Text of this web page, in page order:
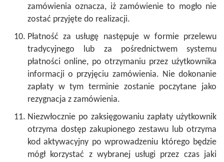
zamówienia oznacza, iż zamówienie to mogło nie
zostać przyjęte do realizacji.
Płatność za usługę następuje w formie przelewu
tradycyjnego lub za pośrednictwem systemu
płatności online, po otrzymaniu przez użytkownika
informacji o przyjęciu zamówienia. Nie dokonanie
zapłaty w tym terminie zostanie poczytane jako
rezygnacja z zamówienia.
Niezwłocznie po zaksięgowaniu zapłaty użytkownik
otrzyma dostęp zakupionego zestawu lub otrzyma
kod aktywacyjny po wprowadzeniu którego będzie
mógł korzystać z wybranej usługi przez czas jaki